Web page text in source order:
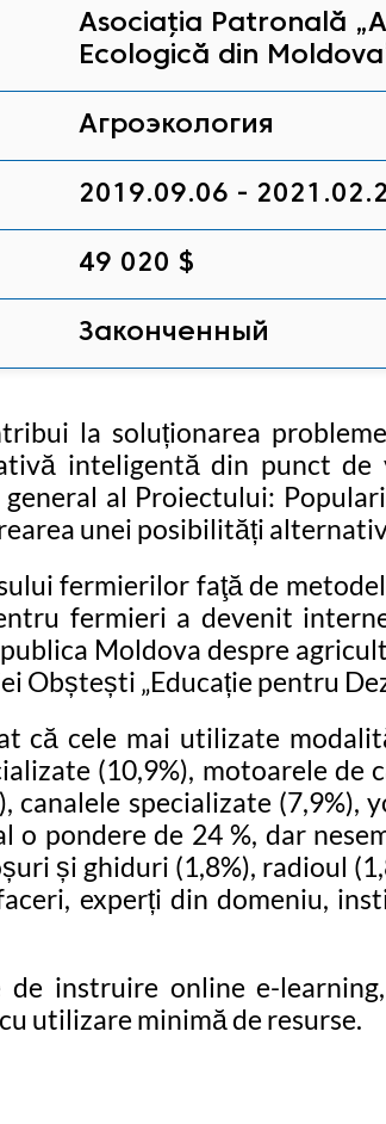
Asociația Patronală
Ecologică din
Агроэкология
2019.09.06 -
49 020 $
Законченный
la soluționarea
inteligentă din punct
al Proiectului:
unei posibilități
fermierilor faţă de
fermieri a devenit
Moldova despre
Obștești „Educație pentru
că cele mai utilizate
(10,9%), motoarele
canalele specializate
o pondere de 24 %, dar
și ghiduri (1,8%), radioul
experți din domeniu,
instruire online e-
utilizare minimă de resurse.